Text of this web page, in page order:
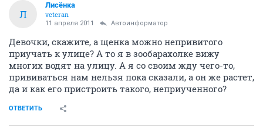
Л
Лисёнка
veteran
11 апреля 2011 Автоинформатор
Девочки, скажите, а щенка можно непривитого
приучать к улице? А то я в зообарахолке вижу
многих водят на улицу. А я со своим жду чего-то,
прививаться нам нельзя пока сказали, а он же растет,
да и как его пристроить такого, неприученного?
ОТВЕТИТЬ